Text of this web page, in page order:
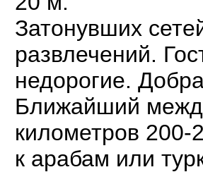
Затонувших
развлечений.
недорогие.
Ближайший
километров
к арабам или